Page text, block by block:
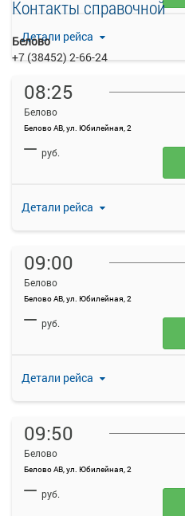
Детали рейса
08:25
Белово
Белово АВ, ул. Юбилейная, 2
Детали рейса
— руб.
09:00
Белово
Белово АВ, ул. Юбилейная, 2
Детали рейса
— руб.
09:50
Белово
Белово АВ, ул. Юбилейная, 2
— руб.
Контакты справочной
Белово
+7 (38452) 2-66-24